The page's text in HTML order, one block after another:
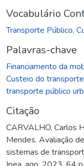
Vocabulário
Transporte Público,
Palavras-chave
Financiamento da
Custeio do
transporte público
Citação
CARVALHO, Carlos
Mendes. Avaliação
sistemas de